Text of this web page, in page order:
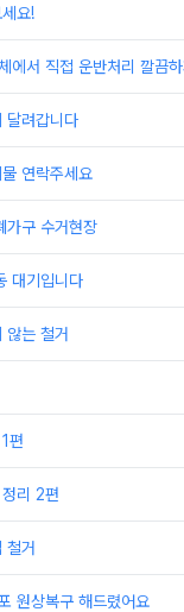
요!
에서 직접 운반처리 깔끔
달려갑니다
연락주세요
가구 수거현장
대기입니다
않는 철거
편
리 2편
철거
원상복구 해드렸어요